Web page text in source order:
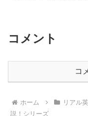
コメント
コ
ホーム リアル
説！シリーズ